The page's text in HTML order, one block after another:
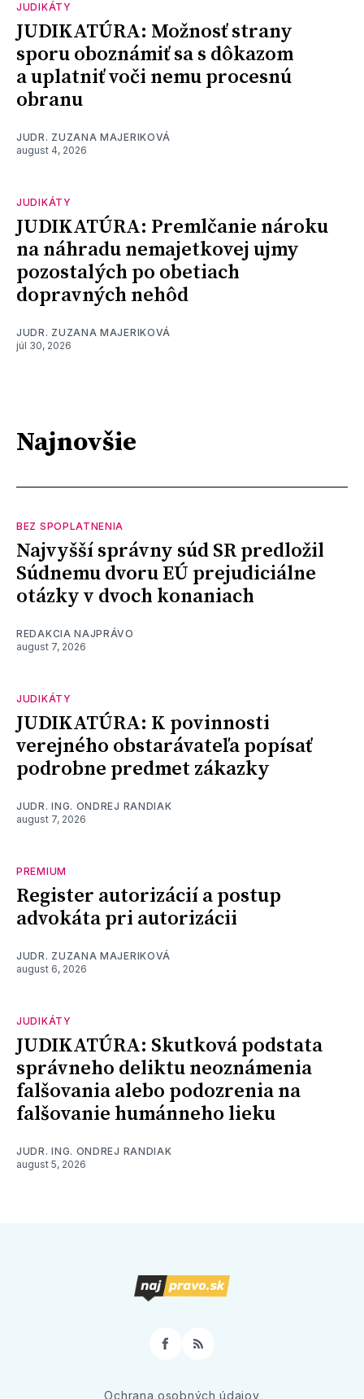
JUDIKÁTY
JUDIKATÚRA: Možnosť strany
sporu oboznámiť sa s dôkazom
a uplatniť voči nemu procesnú
obranu
JUDR. ZUZANA MAJERIKOVÁ
august 4, 2026
JUDIKÁTY
JUDIKATÚRA: Premlčanie nároku
na náhradu nemajetkovej ujmy
pozostalých po obetiach
dopravných nehôd
JUDR. ZUZANA MAJERIKOVÁ
júl 30, 2026
Najnovšie
BEZ SPOPLATNENIA
Najvyšší správny súd SR predložil
Súdnemu dvoru EÚ prejudiciálne
otázky v dvoch konaniach
REDAKCIA NAJPRÁVO
august 7, 2026
JUDIKÁTY
JUDIKATÚRA: K povinnosti
verejného obstarávateľa popísať
podrobne predmet zákazky
JUDR. ING. ONDREJ RANDIAK
august 7, 2026
PREMIUM
Register autorizácií a postup
advokáta pri autorizácii
JUDR. ZUZANA MAJERIKOVÁ
august 6, 2026
JUDIKÁTY
JUDIKATÚRA: Skutková podstata
správneho deliktu neoznámenia
falšovania alebo podozrenia na
falšovanie humánneho lieku
JUDR. ING. ONDREJ RANDIAK
august 5, 2026
Facebook
RSS
Ochrana osobných údajov